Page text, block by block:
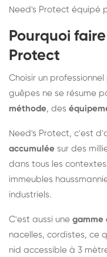
Need's Protect équipé
Pourquoi
Protect
Choisir un
guêpes ne se résume
méthode, des
Need's Protect, c'est
accumulée sur des
dans tous les
immeubles
industriels.
C'est aussi une gamme
nacelles, cordistes, ce
nid accessible à 3